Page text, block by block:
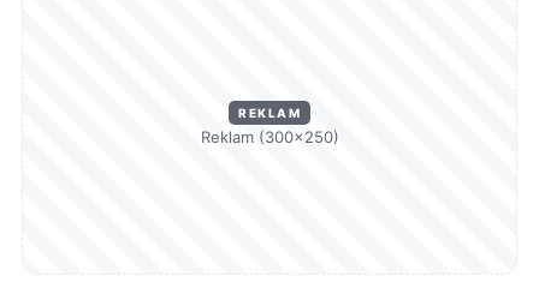
REKLAM
Reklam (300×250)